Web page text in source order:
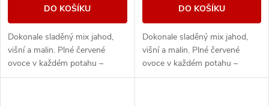
DO KOŠÍKU
Dokonale sladěný mix jahod,
višní a malin. Plné červené
ovoce v každém potahu –
sladké, šťavnaté, neodolatelné.
DO KOŠÍKU
Dokonale sladěný mix jahod,
višní a malin. Plné červené
ovoce v každém potahu –
sladké, šťavnaté, neodolatelné.